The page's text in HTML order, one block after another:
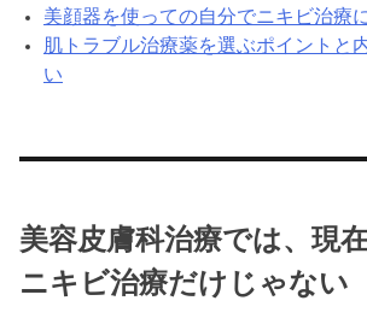
美顔器を使っての自分でニキビ治療
肌トラブル治療薬を選ぶポイントと
い
美容皮膚科治療では、現
ニキビ治療だけじゃない